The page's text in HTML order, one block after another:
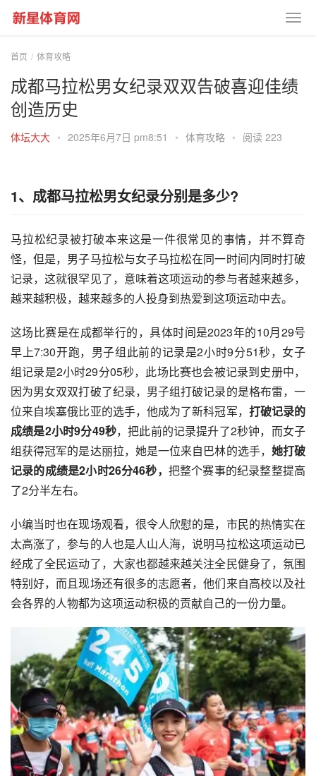
首页 体育攻略
成都马拉松男女纪录双双告破喜迎佳绩
创造历史
体坛大大 • 2025年6月7日 pm8:51 • 体育攻略 • 阅读 223
1、成都马拉松男女纪录分别是多少?
马拉松纪录被打破本来这是一件很常见的事情，并不算奇
怪，但是，男子马拉松与女子马拉松在同一时间内同时打破
记录，这就很罕见了，意味着这项运动的参与者越来越多，
越来越积极，越来越多的人投身到热爱到这项运动中去。
这场比赛是在成都举行的，具体时间是2023年的10月29号
早上7:30开跑，男子组此前的记录是2小时9分51秒，女子
组记录是2小时29分05秒，此场比赛也会被记录到史册中，
因为男女双双打破了纪录，男子组打破记录的是格布雷，一
位来自埃塞俄比亚的选手，他成为了新科冠军， 打破记录的
成绩是2小时9分49秒，把此前的记录提升了2秒钟，而女子
组获得冠军的是达丽拉，她是一位来自巴林的选手， 她打破
记录的成绩是2小时26分46秒， 把整个赛事的纪录整整提高
了2分半左右。
小编当时也在现场观看，很令人欣慰的是，市民的热情实在
太高涨了，参与的人也是人山人海，说明马拉松这项运动已
经成了全民运动了，大家也都越来越关注全民健身了，氛围
特别好，而且现场还有很多的志愿者，他们来自高校以及社
会各界的人物都为这项运动积极的贡献自己的一份力量。